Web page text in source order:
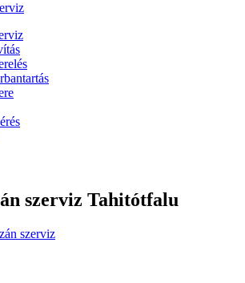
szerviz Tahitótfalu
szerviz